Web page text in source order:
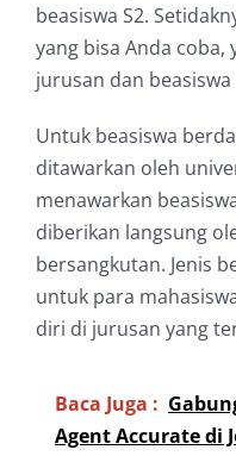
beasiswa S2.
yang bisa Anda coba,
jurusan dan
Untuk beasiswa
ditawarkan oleh
menawarkan
diberikan langsung
bersangkutan. Jenis
untuk para
diri di jurusan yang
Baca Juga :
Agent Accurate di